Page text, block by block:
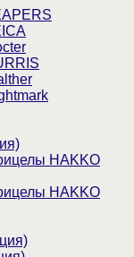
HAKKO
HAKKO